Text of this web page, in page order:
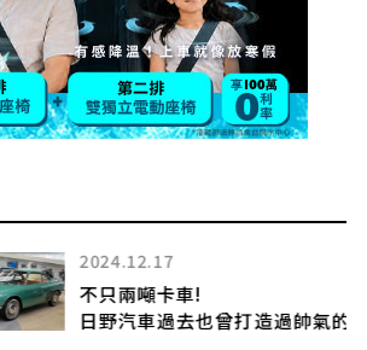
兩噸卡車!
汽車過去也曾打造過帥氣的乘用車